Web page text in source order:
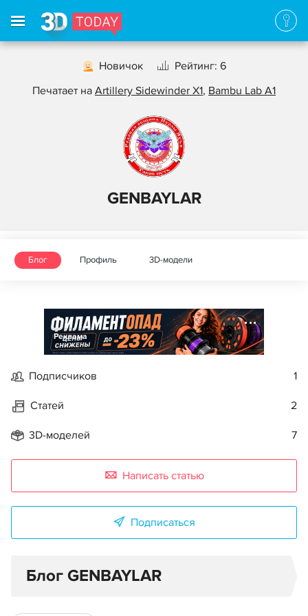
Новичок
Рейтинг: 6
Печатает на Artillery Sidewinder X1, Bambu Lab A1
GENBAYLAR
Блог Профиль 3D-модели
Реклама
Подписчиков 1
Статей 2
3D-моделей 7
Написать статью
Подписаться
Блог GENBAYLAR